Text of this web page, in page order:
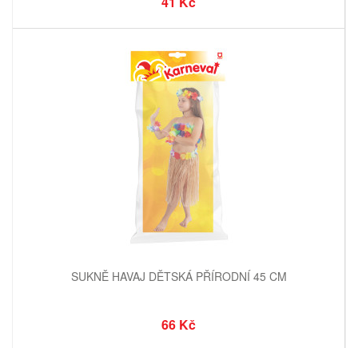
SUKNĚ HAVAJ DĚTSKÁ PŘÍRODNÍ 45 CM
66 Kč